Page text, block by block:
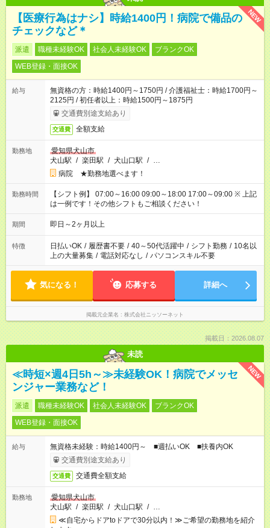
NEW
【医療行為はナシ】時給1400円！病院で備品の
チェックなど＊
派遣 職種未経験OK 社会人未経験OK
ブランクOK
WEB登録・面接OK
給与
無資格の方：時給1400円～1750円 / 介護福祉士：時給1700円～
2125円 / 初任者以上：時給1500円～1875円
交通費別途支給あり
交通費 全額支給
勤務地
愛知県犬山市
犬山駅 / 楽田駅 / 犬山口駅 / …
病院 ★勤務地選べます！
勤務時間
【シフト例】 07:00～16:00 09:00～18:00 17:00～09:00 ※ 上記
は一例です！その他シフトもご相談ください！
期間 即日～2ヶ月以上
特徴 日払いOK / 履歴書不要 / 40～50代活躍中 / シフト勤務 / 10名以
上の大量募集 / 電話対応なし / パソコンスキル不要
気になる！ 応募する 詳細へ
掲載元企業名 株式会社ニッソーネット
掲載日：2026.08.07
未読
NEW
≪時短×週4日5h～≫未経験OK！病院でメッセ
ンジャー業務など！
派遣 職種未経験OK 社会人未経験OK
ブランクOK
WEB登録・面接OK
給与
無資格未経験：時給1400円～ ■週払いOK ■扶養内OK
交通費別途支給あり
交通費 交通費全額支給
勤務地
愛知県犬山市
犬山駅 / 楽田駅 / 犬山口駅 / …
≪自宅からドアtoドアで30分以内！≫ご希望の勤務地を紹介